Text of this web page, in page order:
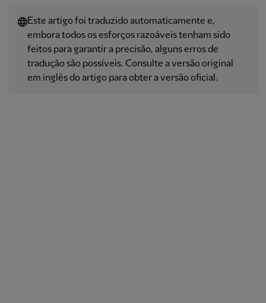
Este artigo foi traduzido automaticamente e,
embora todos os esforços razoáveis ​​tenham sido
feitos para garantir a precisão, alguns erros de
tradução são possíveis. Consulte a versão original
em inglês do artigo para obter a versão oficial.